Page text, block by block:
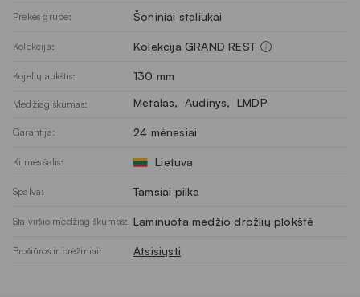
Prekės grupė: Šoniniai staliukai
Kolekcija: Kolekcija GRAND REST
Kojelių aukštis: 130 mm
Medžiagiškumas: Metalas, Audinys, LMDP
Garantija: 24 mėnesiai
Kilmės šalis: Lietuva
Spalva: Tamsiai pilka
Stalviršio medžiagiškumas: Laminuota medžio drožlių plokštė
Brošiūros ir brėžiniai: Atsisiųsti